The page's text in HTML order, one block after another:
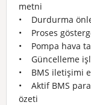
metni
• Durdurma
• Proses
• Pompa hava
• Güncelleme
• BMS iletişimi
• Aktif BMS
özeti